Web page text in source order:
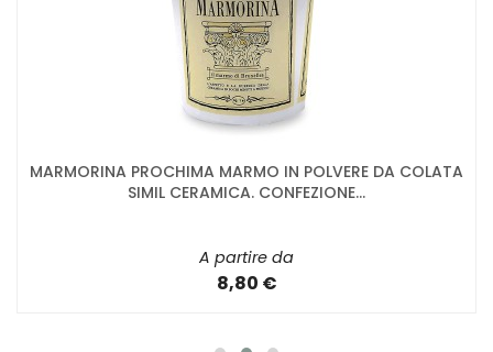
MARMORINA PROCHIMA MARMO IN POLVERE DA COLATA
SIMIL CERAMICA. CONFEZIONE...
A partire da
8,80 €